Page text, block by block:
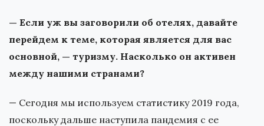
— Если уж вы заговорили об отелях, давайте
перейдем к теме, которая является для вас
основной, — туризму. Насколько он активен
между нашими странами?
— Сегодня мы используем статистику 2019 года,
поскольку дальше наступила пандемия с ее